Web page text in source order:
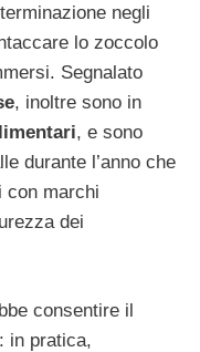
negli
lo zoccolo
Segnalato
, inoltre sono in
, e sono
durante l’anno che
con marchi
dei
consentire il
in pratica,